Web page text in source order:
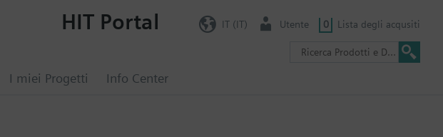
I miei Progetti Info Center
HIT Portal IT (IT) Utente 0 Lista degli acqusiti